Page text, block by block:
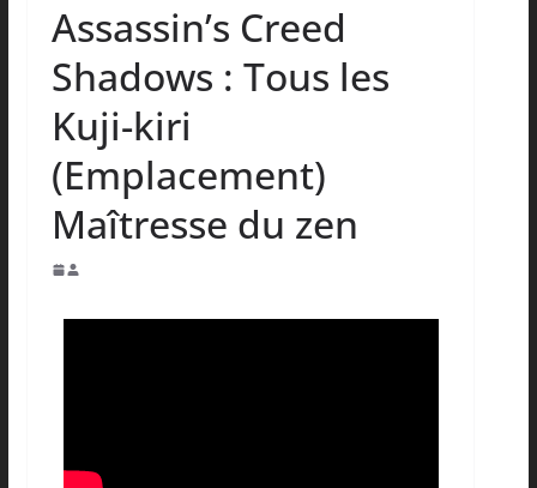
Assassin’s Creed
Shadows : Tous les
Kuji-kiri
(Emplacement)
Maîtresse du zen